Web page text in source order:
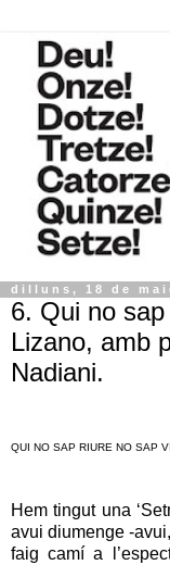
dilluns, 18 de
6. Qui no
Lizano, amb
Nadiani.
QUI NO SAP RIURE NO SAP
Hem tingut una
avui diumenge -
faig camí a